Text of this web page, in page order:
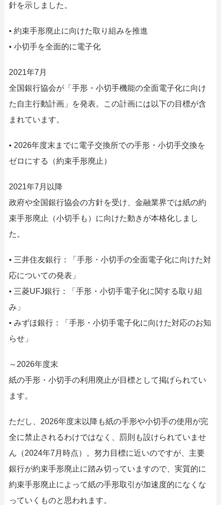
針を示しました。
• 約束手形廃止に向けた取り組みを推進
• 小切手を全面的に電子化
2021年7月
全国銀行協会が「手形・小切手機能の全面電子化に向け
た自主行動計画」を発表。この計画には以下の目標が含
まれています。
• 2026年度末までに電子交換所での手形・小切手交換を
ゼロにする（約束手形廃止）
2021年7月以降
政府や全国銀行協会の方針を受け、金融業界では紙の約
束手形廃止（小切手も）に向けた動きが本格化しまし
た。
• 三井住友銀行：「手形・小切手の全面電子化に向けた対
応についての発表」
• 三菱UFJ銀行：「手形・小切手電子化に関する取り組
み」
• みずほ銀行：「手形・小切手電子化に向けた対応のお知
らせ」
～2026年度末
紙の手形・小切手の利用廃止が目標として掲げられてい
ます。
ただし、2026年度末以降も紙の手形や小切手の使用が完
全に禁止されるわけではなく、罰則も設けられていませ
ん（2024年7月時点）。努力目標に近いのですが、主要
銀行が約束手形廃止に踏み切っていますので、実質的に
約束手形廃止によって紙の手形取引が加速度的になくな
っていくものと思われます。